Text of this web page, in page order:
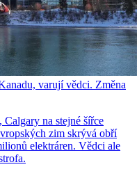
varují vědci. Změna
na stejné šířce
zim skrývá obří
elektráren. Vědci ale